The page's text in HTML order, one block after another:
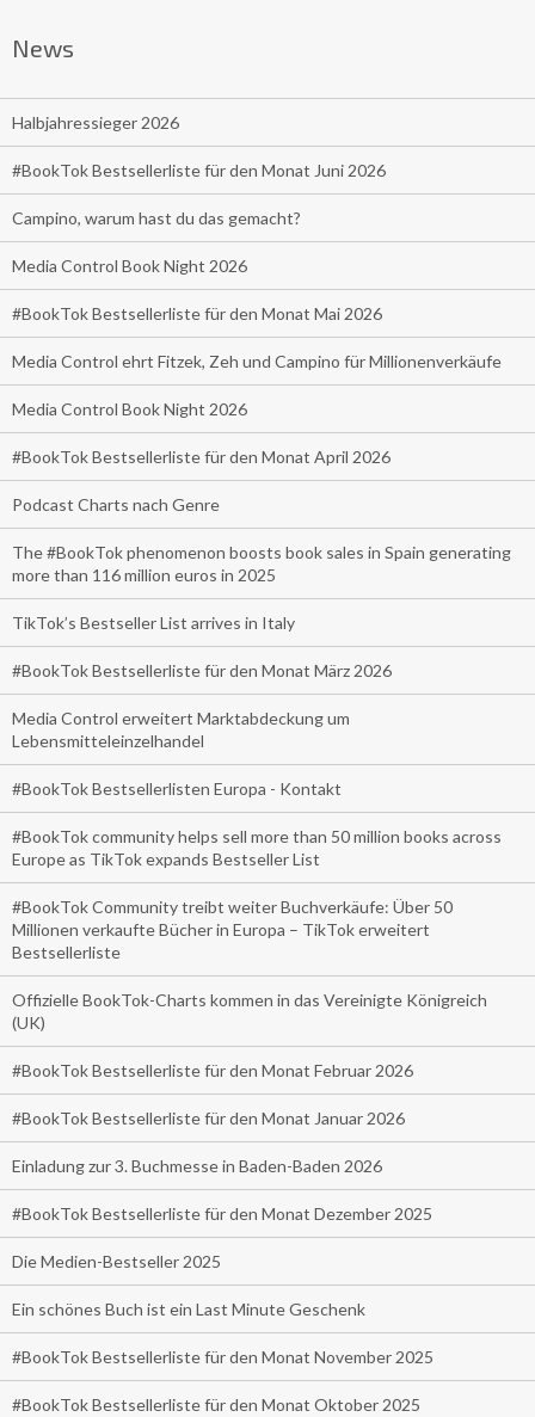
News
Halbjahressieger 2026
#BookTok Bestsellerliste für den Monat Juni 2026
Campino, warum hast du das gemacht?
Media Control Book Night 2026
#BookTok Bestsellerliste für den Monat Mai 2026
Media Control ehrt Fitzek, Zeh und Campino für Millionenverkäufe
Media Control Book Night 2026
#BookTok Bestsellerliste für den Monat April 2026
Podcast Charts nach Genre
The #BookTok phenomenon boosts book sales in Spain generating
more than 116 million euros in 2025
TikTok’s Bestseller List arrives in Italy
#BookTok Bestsellerliste für den Monat März 2026
Media Control erweitert Marktabdeckung um
Lebensmitteleinzelhandel
#BookTok Bestsellerlisten Europa - Kontakt
#BookTok community helps sell more than 50 million books across
Europe as TikTok expands Bestseller List
#BookTok Community treibt weiter Buchverkäufe: Über 50
Millionen verkaufte Bücher in Europa – TikTok erweitert
Bestsellerliste
Offizielle BookTok-Charts kommen in das Vereinigte Königreich
(UK)
#BookTok Bestsellerliste für den Monat Februar 2026
#BookTok Bestsellerliste für den Monat Januar 2026
Einladung zur 3. Buchmesse in Baden-Baden 2026
#BookTok Bestsellerliste für den Monat Dezember 2025
Die Medien-Bestseller 2025
Ein schönes Buch ist ein Last Minute Geschenk
#BookTok Bestsellerliste für den Monat November 2025
#BookTok Bestsellerliste für den Monat Oktober 2025